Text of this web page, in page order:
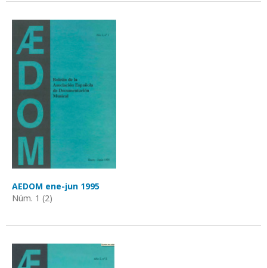
AEDOM ene-jun 1995
Núm. 1 (2)